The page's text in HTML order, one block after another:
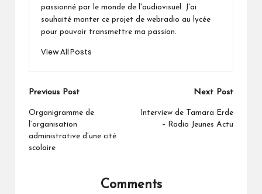
passionné par le monde de l'audiovisuel. J'ai
souhaité monter ce projet de webradio au lycée
pour pouvoir transmettre ma passion.
View All Posts
Post
navigation
Previous Post
Organigramme de
l’organisation
administrative d’une cité
scolaire
Next Post
Interview de Tamara Erde
– Radio Jeunes Actu
Comments